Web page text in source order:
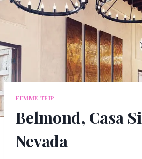
FEMME TRIP
Belmond, Casa
Nevada